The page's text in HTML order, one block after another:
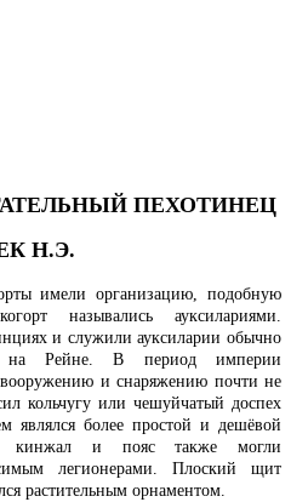
ПЕХОТИНЕЦ
Н.Э.
имели организацию, подобную
назывались ауксилариями.
и служили ауксиларии обычно
Рейне. В период империи
и снаряжению почти не
кольчугу или чешуйчатый доспех
являлся более простой и дешёвой
кинжал и пояс также могли
легионерами. Плоский щит
растительным орнаментом.